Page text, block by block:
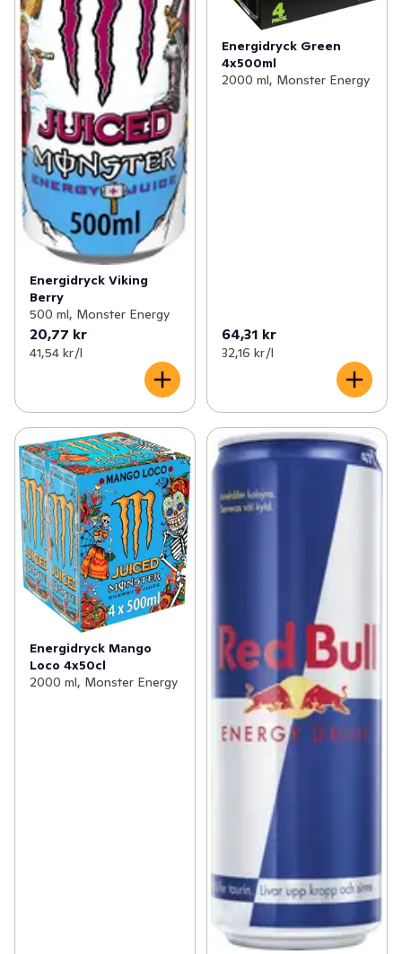
Energidryck Viking
Berry
500 ml, Monster Energy
20,77 kr
41,54 kr /l
Energidryck Green
4x500ml
2000 ml, Monster Energy
64,31 kr
32,16 kr /l
Energidryck Mango
Loco 4x50cl
2000 ml, Monster Energy